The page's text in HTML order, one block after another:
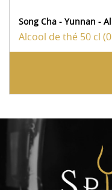
Song Cha - Yunnan -
Alcool de thé 50 cl